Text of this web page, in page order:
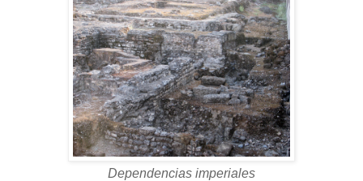
Dependencias imperiales